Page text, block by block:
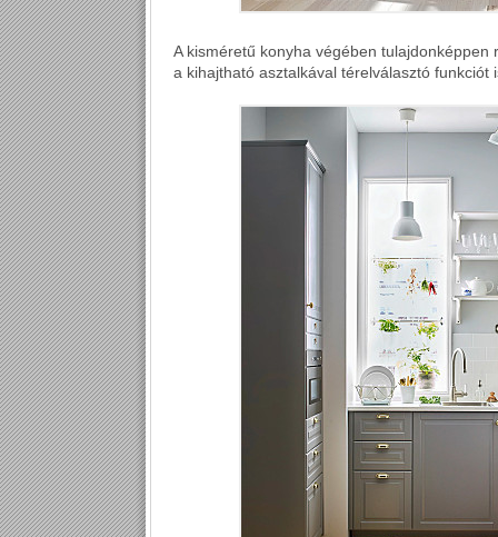
A kisméretű konyha végében
a kihajtható asztalkával térelválasztó